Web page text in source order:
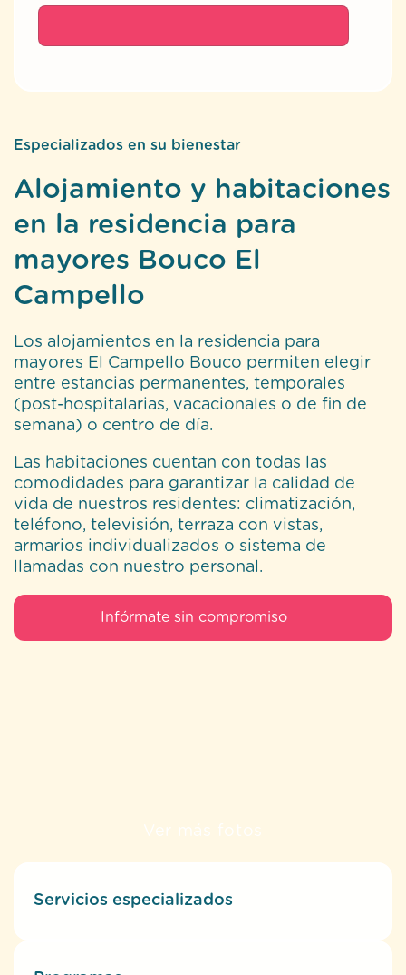
Especializados en su bienestar
Alojamiento y habitaciones
en la residencia para
mayores Bouco El
Campello
Los alojamientos en la residencia para
mayores El Campello Bouco permiten elegir
entre estancias permanentes, temporales
(post-hospitalarias, vacacionales o de fin de
semana) o centro de día.
Las habitaciones cuentan con todas las
comodidades para garantizar la calidad de
vida de nuestros residentes: climatización,
teléfono, televisión, terraza con vistas,
armarios individualizados o sistema de
llamadas con nuestro personal.
Infórmate sin compromiso